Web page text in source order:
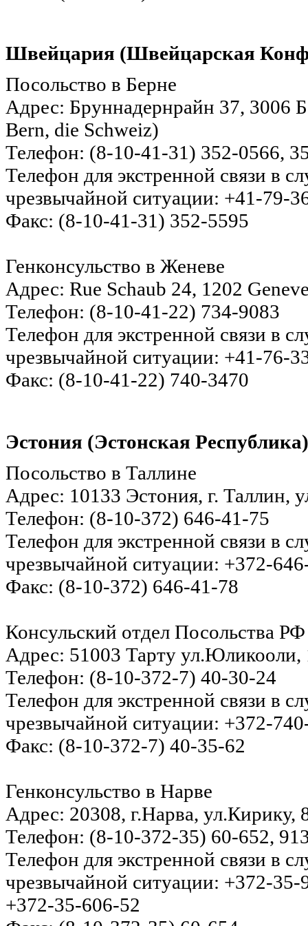
Швейцария (Швейцарская
Посольство в Берне
Адрес: Бруннадернрайн 37, 3006
Bern, die Schweiz)
Телефон: (8-10-41-31) 352-0566,
Телефон для экстренной связи в
чрезвычайной ситуации: +41-79-
Факс: (8-10-41-31) 352-5595
Генконсульство в Женеве
Адрес: Rue Schaub 24, 1202
Телефон: (8-10-41-22) 734-9083
Телефон для экстренной связи в
чрезвычайной ситуации: +41-76-
Факс: (8-10-41-22) 740-3470
Эстония (Эстонская Республика)
Посольство в Таллине
Адрес: 10133 Эстония, г. Таллин,
Телефон: (8-10-372) 646-41-75
Телефон для экстренной связи в
чрезвычайной ситуации: +372-
Факс: (8-10-372) 646-41-78
Консульский отдел Посольства
Адрес: 51003 Тарту ул.Юликооли,
Телефон: (8-10-372-7) 40-30-24
Телефон для экстренной связи в
чрезвычайной ситуации: +372-
Факс: (8-10-372-7) 40-35-62
Генконсульство в Нарве
Адрес: 20308, г.Нарва, ул.Кирику,
Телефон: (8-10-372-35) 60-652,
Телефон для экстренной связи в
чрезвычайной ситуации: +372-35-
+372-35-606-52